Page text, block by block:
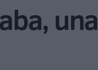
una